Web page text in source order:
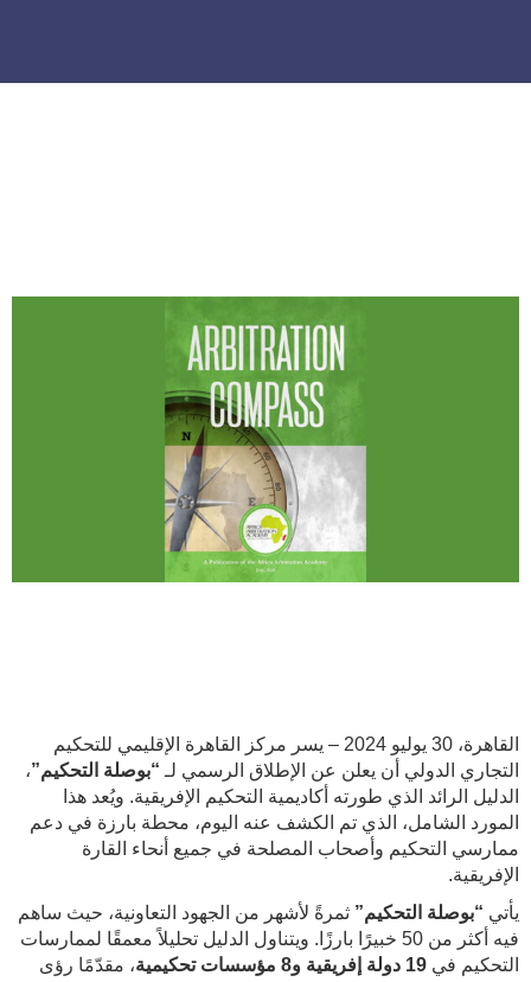
القاهرة، 30 يوليو 2024 – يسر مركز القاهرة الإقليمي للتحكيم
التجاري الدولي أن يعلن عن الإطلاق الرسمي لـ “بوصلة التحكيم”،
الدليل الرائد الذي طورته أكاديمية التحكيم الإفريقية. ويُعد هذا
المورد الشامل، الذي تم الكشف عنه اليوم، محطة بارزة في دعم
ممارسي التحكيم وأصحاب المصلحة في جميع أنحاء القارة
الإفريقية.
يأتي “بوصلة التحكيم” ثمرةً لأشهر من الجهود التعاونية، حيث ساهم
فيه أكثر من 50 خبيرًا بارزًا. ويتناول الدليل تحليلاً معمقًا لممارسات
التحكيم في 19 دولة إفريقية و8 مؤسسات تحكيمية
، مقدّمًا رؤى